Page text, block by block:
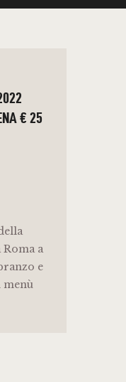
€ 25
a
e
menù